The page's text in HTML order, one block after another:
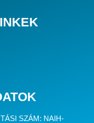
SZÁM: NAIH-